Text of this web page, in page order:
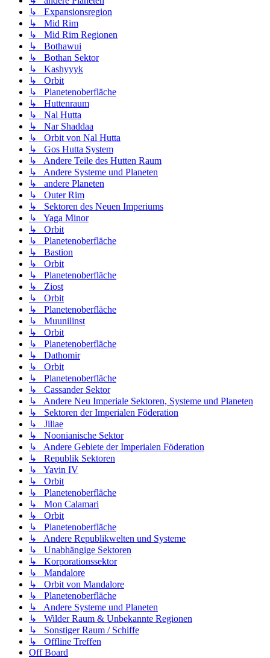
↳ Expansionsregion
↳ Mid Rim
↳ Mid Rim Regionen
↳ Bothawui
↳ Bothan Sektor
↳ Kashyyyk
↳ Orbit
↳ Planetenoberfläche
↳ Huttenraum
↳ Nal Hutta
↳ Nar Shaddaa
↳ Orbit von Nal Hutta
↳ Gos Hutta System
↳ Andere Teile des Hutten Raum
↳ Andere Systeme und Planeten
↳ andere Planeten
↳ Outer Rim
↳ Sektoren des Neuen Imperiums
↳ Yaga Minor
↳ Orbit
↳ Planetenoberfläche
↳ Bastion
↳ Orbit
↳ Planetenoberfläche
↳ Ziost
↳ Orbit
↳ Planetenoberfläche
↳ Muunilinst
↳ Orbit
↳ Planetenoberfläche
↳ Dathomir
↳ Orbit
↳ Planetenoberfläche
↳ Cassander Sektor
↳ Andere Neu Imperiale Sektoren, Systeme und Planeten
↳ Sektoren der Imperialen Föderation
↳ Jiliae
↳ Noonianische Sektor
↳ Andere Gebiete der Imperialen Föderation
↳ Republik Sektoren
↳ Yavin IV
↳ Orbit
↳ Planetenoberfläche
↳ Mon Calamari
↳ Orbit
↳ Planetenoberfläche
↳ Andere Republikwelten und Systeme
↳ Unabhängige Sektoren
↳ Korporationssektor
↳ Mandalore
↳ Orbit von Mandalore
↳ Planetenoberfläche
↳ Andere Systeme und Planeten
↳ Wilder Raum & Unbekannte Regionen
↳ Sonstiger Raum / Schiffe
↳ Offline Treffen
Off Board